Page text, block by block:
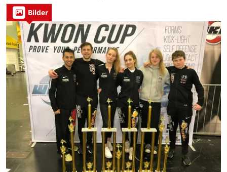
Bilder